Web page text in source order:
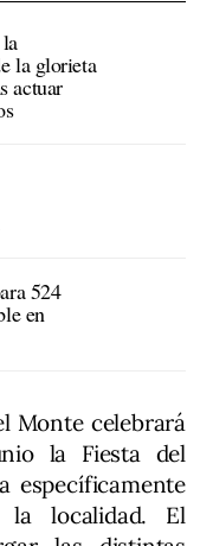
la glorieta
actuar
524
en
Monte celebrará
la Fiesta del
específicamente
la localidad. El